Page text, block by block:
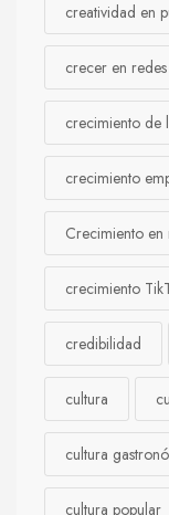
creatividad en
crecer en
crecimiento de
crecimiento
Crecimiento en
crecimiento
credibilidad
cultura
cultura
cultura popular